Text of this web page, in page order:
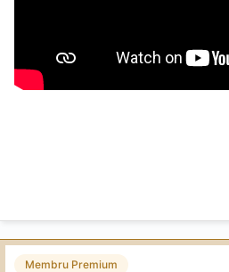
Membru Premium